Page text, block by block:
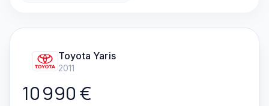
Toyota Yaris
2011
10 990€